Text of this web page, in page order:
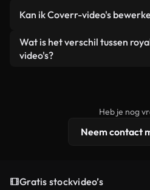
advertenties van klanten,
een losstaand product.
zijn of door AI gegenereerd
Je krijgt schoon, direct
Kan ik Coverr-video's
Ja. Je mag onze video's
remixen. Zorg er wel voor
Wat is het verschil tussen
video's?
licentiebescherming omvat.
Heb je nog
Neem contact
Gratis stockvideo’s